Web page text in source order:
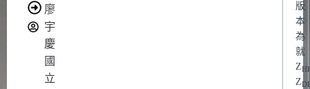
版
本
為
就
Z
Z
廖
宇
慶
國
立